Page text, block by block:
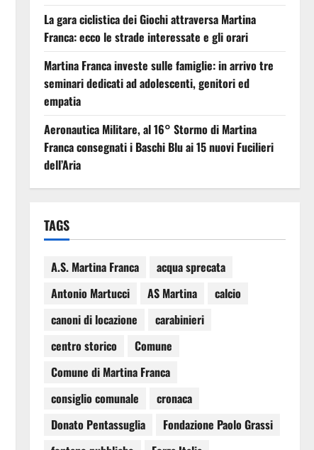
La gara ciclistica dei Giochi attraversa Martina
Franca: ecco le strade interessate e gli orari
Martina Franca investe sulle famiglie: in arrivo tre
seminari dedicati ad adolescenti, genitori ed
empatia
Aeronautica Militare, al 16° Stormo di Martina
Franca consegnati i Baschi Blu ai 15 nuovi Fucilieri
dell’Aria
TAGS
A.S. Martina Franca
acqua sprecata
Antonio Martucci
AS Martina
calcio
canoni di locazione
carabinieri
centro storico
Comune
Comune di Martina Franca
consiglio comunale
cronaca
Donato Pentassuglia
Fondazione Paolo Grassi